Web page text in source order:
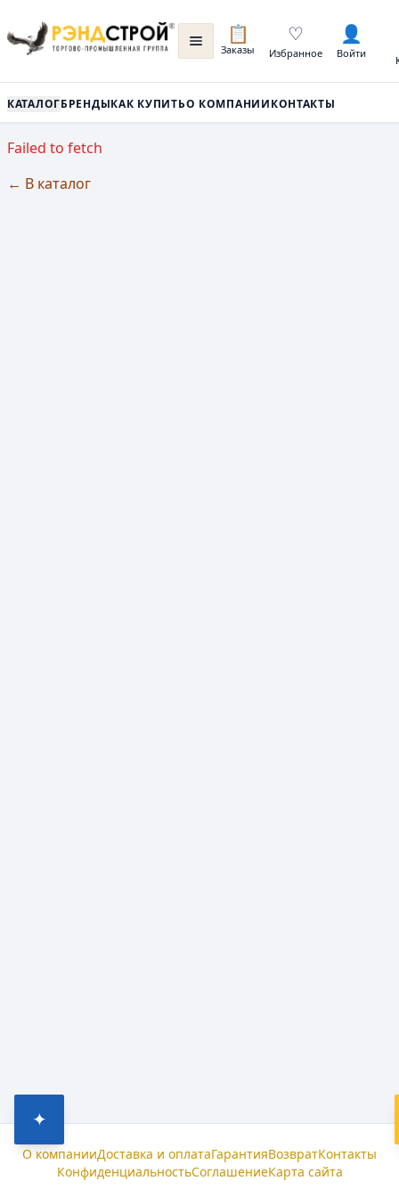
📋
Заказы
♡
Избранное
👤
Войти
КАТАЛОГБРЕНДЫКАК КУПИТЬО КОМПАНИИКОНТАКТЫ
Failed to fetch
← В каталог
✦
О компанииДоставка и оплатаГарантияВозвратКонтакты
КонфиденциальностьСоглашениеКарта сайта